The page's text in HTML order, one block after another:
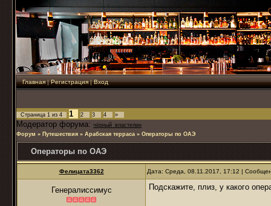
Главная|Регистрация|Вход
Страница 1 из 4 1 2 3 4 »
Модератор форума: чёрный_властелин
Форум » Путешествия » Арабская терраса » Операторы по ОАЭ
Операторы по ОАЭ
Фелицата3362 Дата: Среда, 08.11.2017, 17:12 |
Генералиссимус Подскажите, плиз, у какого